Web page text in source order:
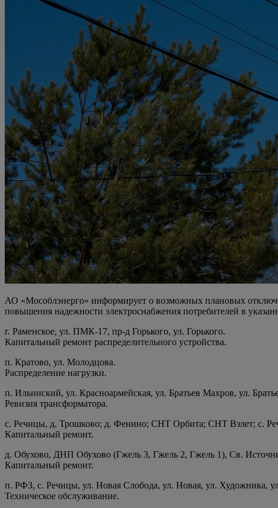
АО «Мособлэнерго» информирует о возможных плановых
повышения надежности электроснабжения потребителей в
г. Раменское, ул. ПМК-17, пр-д Горького, ул. Горького.
Капитальный ремонт распределительного устройства.
п. Кратово, ул. Молодцова.
Распределение нагрузки.
п. Ильинский, ул. Красноармейская, ул. Братьев Махров, ул.
Ревизия трансформатора.
с. Речицы, д. Трошково; д. Фенино; СНТ Орбита; СНТ Взлет; с.
Капитальный ремонт.
д. Обухово, ДНП Обухово (Гжель 3, Гжель 2, Гжель 1), Св.
Капитальный ремонт.
п. РФЗ, с. Речицы, ул. Новая Слобода, ул. Новая, ул. Художника,
Техническое обслуживание.